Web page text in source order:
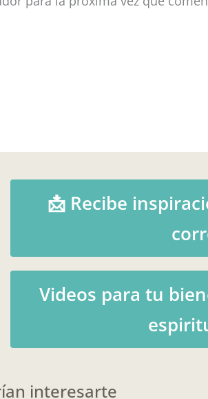
📩 Recibe
Videos para tu
interesarte